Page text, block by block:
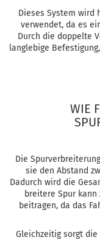
Dieses System wird
verwendet, da es
Durch die doppelte
langlebige
WIE
Die
sie den Abstand
Dadurch wird die
breitere Spur
beitragen, da das
Gleichzeitig sorgt